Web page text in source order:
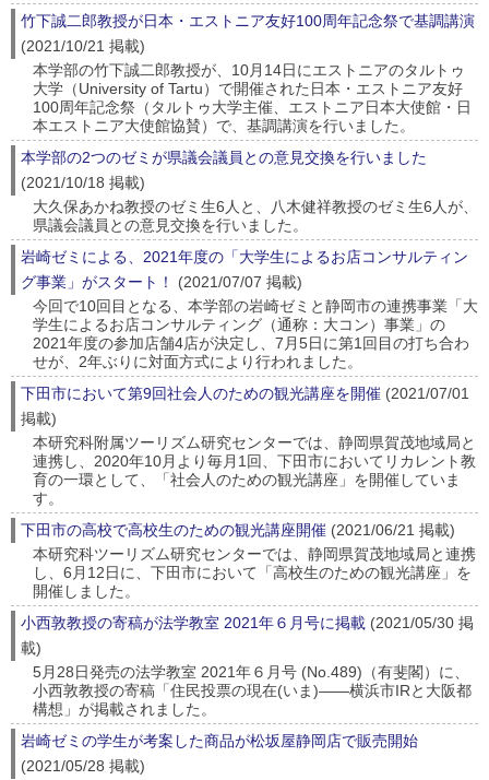
竹下誠二郎教授が日本・エストニア友好100周年記念祭で基調講演
(2021/10/21 掲載)
本学部の竹下誠二郎教授が、10月14日にエストニアのタルトゥ
大学（University of Tartu）で開催された日本・エストニア友好
100周年記念祭（タルトゥ大学主催、エストニア日本大使館・日
本エストニア大使館協賛）で、基調講演を行いました。
本学部の2つのゼミが県議会議員との意見交換を行いました
(2021/10/18 掲載)
大久保あかね教授のゼミ生6人と、八木健祥教授のゼミ生6人が、
県議会議員との意見交換を行いました。
岩崎ゼミによる、2021年度の「大学生によるお店コンサルティン
グ事業」がスタート！
(2021/07/07 掲載)
今回で10回目となる、本学部の岩崎ゼミと静岡市の連携事業「大
学生によるお店コンサルティング（通称：大コン）事業」の
2021年度の参加店舗4店が決定し、7月5日に第1回目の打ち合わ
せが、2年ぶりに対面方式により行われました。
下田市において第9回社会人のための観光講座を開催 (2021/07/01
掲載)
本研究科附属ツーリズム研究センターでは、静岡県賀茂地域局と
連携し、2020年10月より毎月1回、下田市においてリカレント教
育の一環として、「社会人のための観光講座」を開催していま
す。
下田市の高校で高校生のための観光講座開催 (2021/06/21 掲載)
本研究科ツーリズム研究センターでは、静岡県賀茂地域局と連携
し、6月12日に、下田市において「高校生のための観光講座」を
開催しました。
小西敦教授の寄稿が法学教室 2021年６月号に掲載 (2021/05/30 掲
載)
5月28日発売の法学教室 2021年６月号 (No.489)（有斐閣）に、
小西敦教授の寄稿「住民投票の現在(いま)――横浜市IRと大阪都
構想」が掲載されました。
岩崎ゼミの学生が考案した商品が松坂屋静岡店で販売開始
(2021/05/28 掲載)